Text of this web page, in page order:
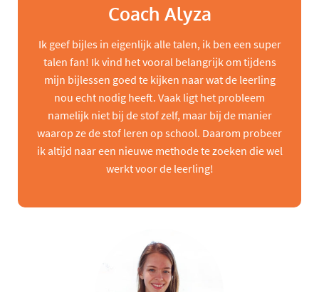
Coach Alyza
Ik geef bijles in eigenlijk alle talen, ik ben een super
talen fan! Ik vind het vooral belangrijk om tijdens
mijn bijlessen goed te kijken naar wat de leerling
nou echt nodig heeft. Vaak ligt het probleem
namelijk niet bij de stof zelf, maar bij de manier
waarop ze de stof leren op school. Daarom probeer
ik altijd naar een nieuwe methode te zoeken die wel
werkt voor de leerling!